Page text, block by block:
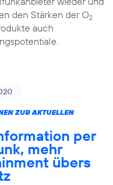
den Stärken der O2
auch
ZUR AKTUELLEN
per
mehr
übers